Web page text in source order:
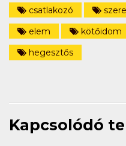
csatlakozó
elem
kötőidom
hegesztős
Kapcsolódó